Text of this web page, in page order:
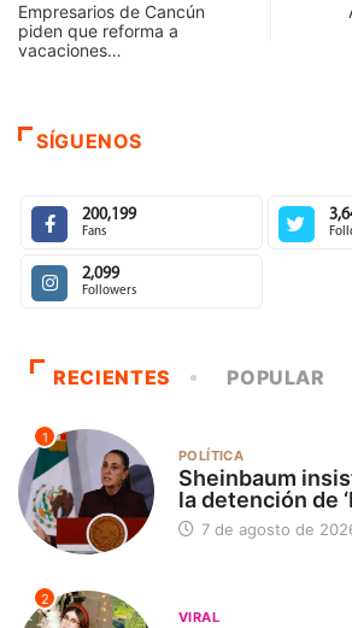
Empresarios de Cancún
piden que reforma a
vacaciones…
SÍGUENOS
200,199
Fans
2,099
Followers
RECIENTES POPULAR
1
POLÍTICA
Sheinbaum
la detención de
7 de agosto de
2
VIRAL